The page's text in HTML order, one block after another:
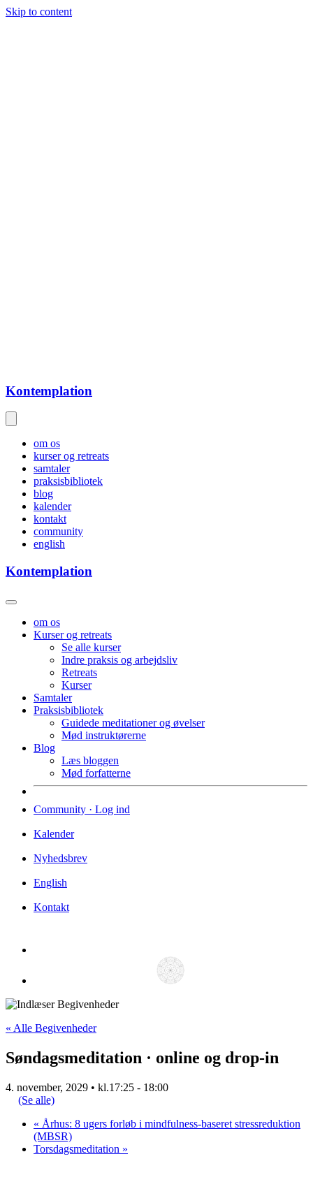
Skip to content
Kontemplation
om os
kurser og retreats
samtaler
praksisbibliotek
blog
kalender
kontakt
community
english
Kontemplation
om os
Kurser og retreats
Se alle kurser
Indre praksis og arbejdsliv
Retreats
Kurser
Samtaler
Praksisbibliotek
Guidede meditationer og øvelser
Mød instruktørerne
Blog
Læs bloggen
Mød forfatterne
Community · Log ind
Kalender
Nyhedsbrev
English
Kontakt
« Alle Begivenheder
Søndagsmeditation · online og drop-in
4. november, 2029 • kl.17:25 - 18:00
(Se alle)
« Århus: 8 ugers forløb i mindfulness-baseret stressreduktion
(MBSR)
Torsdagsmeditation »